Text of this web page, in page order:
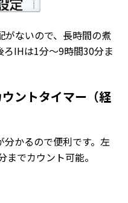
がないので、長時間の煮
IHは1分～9時間30分ま
ントタイマー（経
かるので便利です。左
でカウント可能。